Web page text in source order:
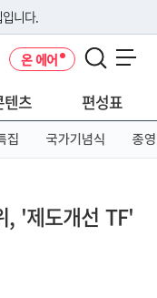
니다.
하고 있다면 아래 URL에
온 에어
텐츠 편성표
집 국가기념식 종영
, '제도개선 TF'